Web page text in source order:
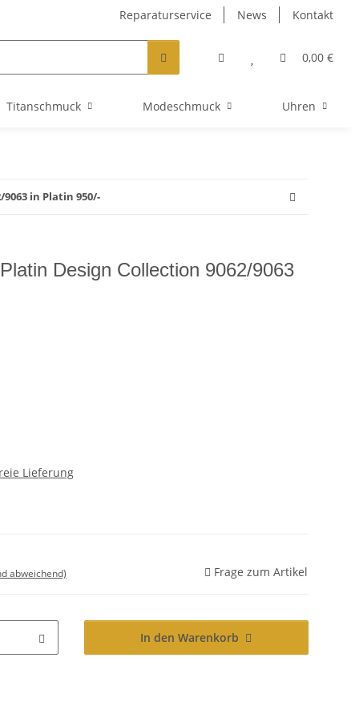
Reparaturservice News Kontakt
0,00 €
Titanschmuck Modeschmuck Uhren
in Platin 950/-
Design Collection 9062/9063
Lieferung
abweichend) Frage zum Artikel
In den Warenkorb